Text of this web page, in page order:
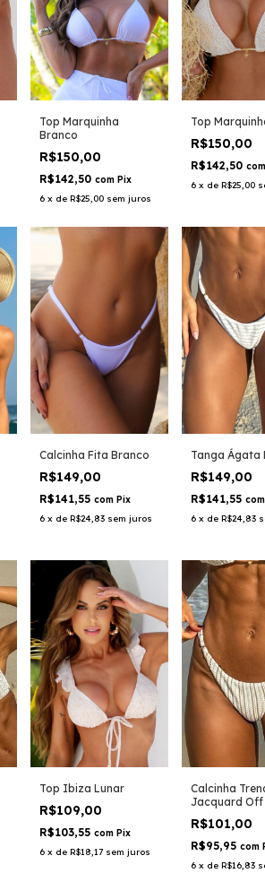
Top Marquinha
Branco
R$150,00
R$142,50 com Pix
6 x de R$25,00 sem juros
Top
R$150,00
R$142,50 com
6 x de R$25,00
Calcinha Fita Branco
R$149,00
R$141,55 com Pix
6 x de R$24,83 sem juros
Tanga Ágata
R$149,00
R$141,55 com
6 x de R$24,83
Top Ibiza Lunar
R$109,00
R$103,55 com Pix
6 x de R$18,17 sem juros
Calcinha
Jacquard Off
R$101,00
R$95,95 com
6 x de R$16,83